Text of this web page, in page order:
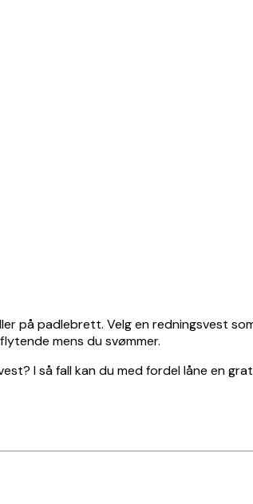
på padlebrett. Velg en redningsvest
mens du svømmer.
I så fall kan du med fordel låne en